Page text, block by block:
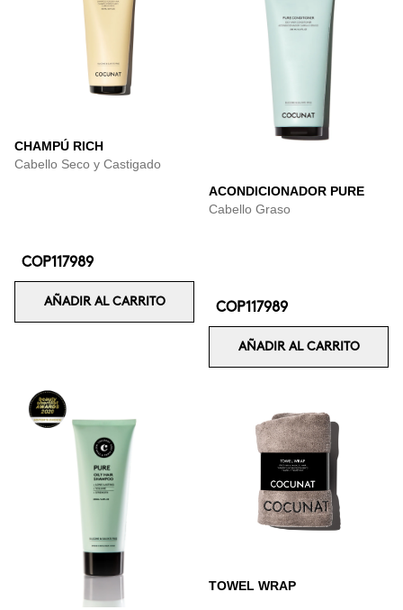
CHAMPÚ RICH
Cabello Seco y Castigado
COP117989
AÑADIR AL CARRITO
ACONDICIONADOR PURE
Cabello Graso
COP117989
AÑADIR AL CARRITO
TOWEL WRAP